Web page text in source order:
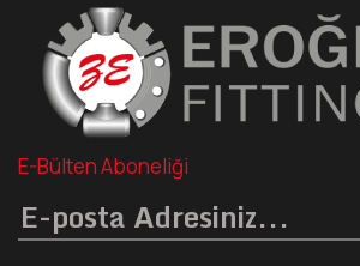
E-Bülten Aboneliği